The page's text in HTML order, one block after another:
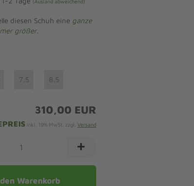
diesen Schuh eine ganze
größer.
7.5 8.5
310,00 EUR
inkl. 19% MwSt. zzgl. Versand
Warenkorb